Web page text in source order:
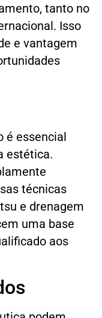
tanto no
Isso
e vantagem
é essencial
estética.
técnicas
e drenagem
uma base
aos